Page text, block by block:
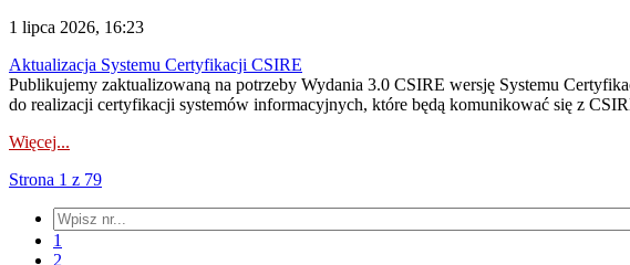
1 lipca 2026, 16:23
Aktualizacja Systemu Certyfikacji CSIRE
Publikujemy zaktualizowaną na potrzeby Wydania 3.0 CSIRE wersję Systemu
do realizacji certyfikacji systemów informacyjnych, które będą komunikować się z
Więcej...
Strona 1 z 79
1
2